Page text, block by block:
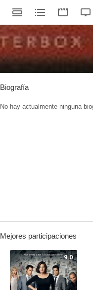
Biografía
No hay actualmente ninguna
Mejores participaciones
9.0